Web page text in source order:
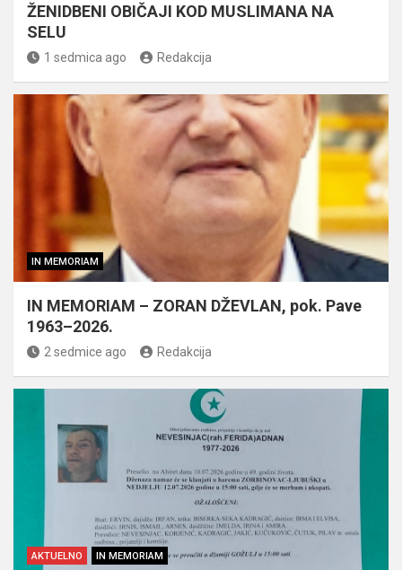
ŽENIDBENI OBIČAJI KOD MUSLIMANA NA
SELU
1 sedmica ago Redakcija
IN MEMORIAM
IN MEMORIAM – ZORAN DŽEVLAN, pok. Pave
1963–2026.
2 sedmice ago Redakcija
AKTUELNO IN MEMORIAM